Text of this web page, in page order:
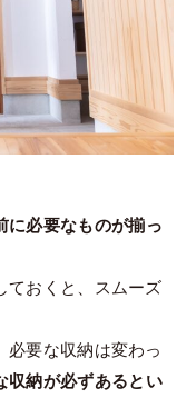
に必要なものが揃っ
ておくと、スムーズ
必要な収納は変わっ
収納が必ずあるとい